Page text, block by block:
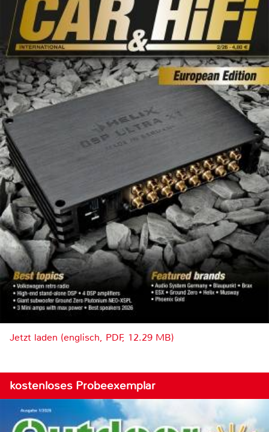
Jetzt laden (englisch, PDF, 12.29 MB)
kostenloses Probeexemplar